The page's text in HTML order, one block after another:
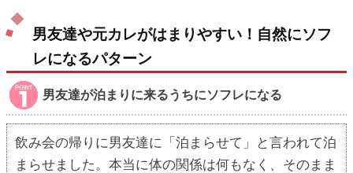
男友達や元カレがはまりやすい！自然にソフ
レになるパターン
男友達が泊まりに来るうちにソフレになる
飲み会の帰りに男友達に「泊まらせて」と言われて泊
まらせました。本当に体の関係は何もなく、そのまま